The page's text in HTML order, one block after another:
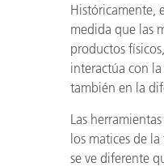
Históricamente,
medida que las
productos físicos,
interactúa con
también en la
Las
los matices de
se ve diferente